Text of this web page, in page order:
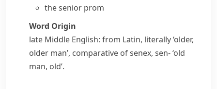
the senior prom
Word Origin
late Middle English: from Latin, literally ‘older,
older man’, comparative ofsenex, sen-‘old
man, old’.